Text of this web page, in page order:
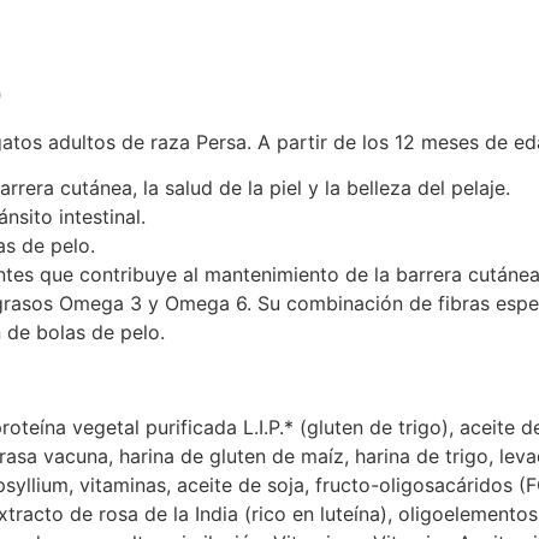
adultos de raza Persa. A partir de los 12 meses de
cutánea, la salud de la piel y la belleza del pelaje.
intestinal.
de pelo.
que contribuye al mantenimiento de la barrera
Omega 3 y Omega 6. Su combinación de fibras
bolas de pelo.
vegetal purificada L.I.P.* (gluten de trigo), aceite
vacuna, harina de gluten de maíz, harina de trigo,
vitaminas, aceite de soja, fructo-oligosacáridos
de rosa de la India (rico en luteína),